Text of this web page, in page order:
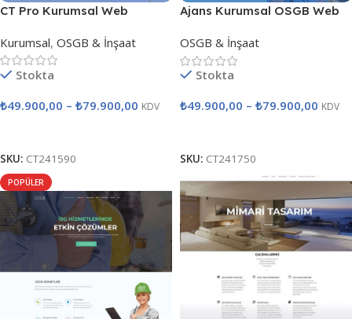
CT Pro Kurumsal Web
Kurumsal, OSGB & İnşaat
Stokta
₺49.900,00 – ₺79.900,00 KDV
SKU: CT241590
Ajans Kurumsal OSGB Web
OSGB & İnşaat
Stokta
₺49.900,00 – ₺79.900,00 KDV
SKU: CT241750
POPÜLER